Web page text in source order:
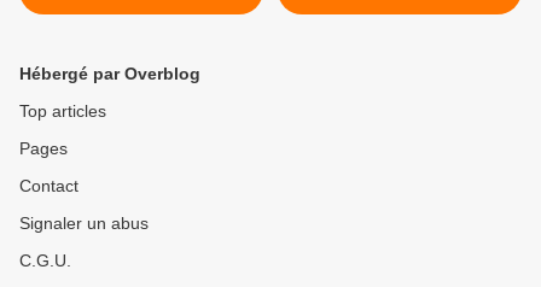
(EU), 2011 (F)
Wespieser, 2010 (F) >
Hébergé par Overblog
Top articles
Pages
Contact
Signaler un abus
C.G.U.